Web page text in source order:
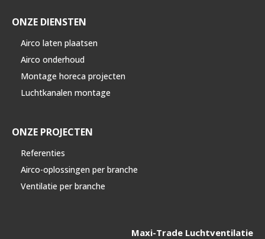
ONZE DIENSTEN
Airco laten plaatsen
Airco onderhoud
Montage horeca projecten
Luchtkanalen montage
ONZE PROJECTEN
Referenties
Airco-oplossingen per branche
Ventilatie per branche
Maxi-Trade Luchtventilatie